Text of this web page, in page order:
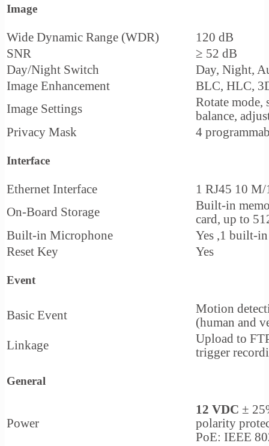
Image
Wide Dynamic Range (WDR)
120 dB
SNR
≥ 52 dB
Day/Night Switch
Day, Night,
Image Enhancement
BLC, HLC,
Image Settings
Rotate mode,
balance,
Privacy Mask
4
Interface
Ethernet Interface
1 RJ45 10
On-Board Storage
Built-in
card, up to
Built-in Microphone
Yes ,1 built-
Reset Key
Yes
Event
Basic Event
Motion
(human and
Linkage
Upload to
trigger
General
Power
12 VDC ±
polarity
PoE: IEEE